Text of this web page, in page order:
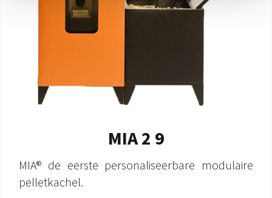
MIA 2 9
MIA® de eerste personaliseerbare modulaire
pelletkachel.